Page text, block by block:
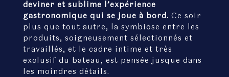
deviner et sublime l’expérience
gastronomique qui se joue à bord. Ce soir
plus que tout autre, la symbiose entre les
produits, soigneusement sélectionnés et
travaillés, et le cadre intime et très
exclusif du bateau, est pensée jusque dans
les moindres détails.